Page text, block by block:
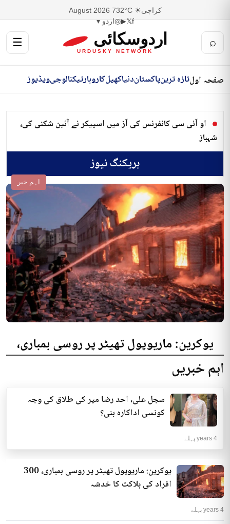
کراچی☀ 32°C
7 August 2026
f
𝕏
▶
◎اردو ▾
⌕ اردوسکائی
URDUSKY NETWORK
☰
صفحہ اولتازہ ترینپاکستاندنیاکھیلکاروبارٹیکنالوجیویڈیوز
او آئی سی کانفرنس کی آڑ میں اسپیکر نے آئین شکنی کی،
شہباز
بریکنگ نیوز
اہم خبر
یوکرین: ماریوپول تھیٹر پر روسی بمباری،
300 افراد کی ہلاکت کا خدشہ
کا خدشہ ظاہر کیا اور کہا کہ کم...
انٹرنیشنل | 4 years پہلے
اہم خبریں
سجل علی، احد رضا میر کی طلاق کی وجہ
کونسی اداکارہ بنی؟
4 years پہلے
یوکرین: ماریوپول تھیٹر پر روسی بمباری، 300
افراد کی ہلاکت کا خدشہ
4 years پہلے